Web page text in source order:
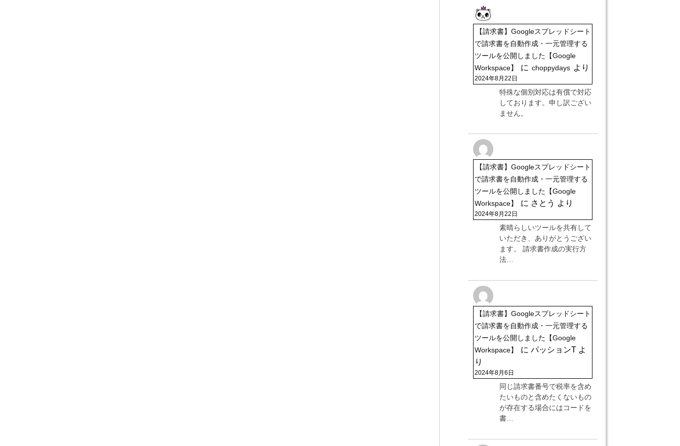
【請求書】Googleスプレッドシート
で請求書を自動作成・一元管理する
ツールを公開しました【Google
Workspace】
に choppydays より
2024年8月22日
特殊な個別対応は有償で対応
しております。申し訳ござい
ません。
【請求書】Googleスプレッドシート
で請求書を自動作成・一元管理する
ツールを公開しました【Google
Workspace】
に さとう より
2024年8月22日
素晴らしいツールを共有して
いただき、ありがとうござい
ます。 請求書作成の実行方
法…
【請求書】Googleスプレッドシート
で請求書を自動作成・一元管理する
ツールを公開しました【Google
Workspace】
に パッションT よ
り
2024年8月6日
同じ請求書番号で税率を含め
たいものと含めたくないもの
が存在する場合にはコードを
書…